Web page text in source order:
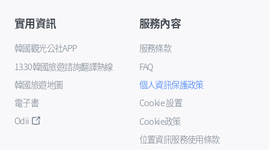
實用資訊
韓國觀光公社APP
1330韓國旅遊諮詢翻譯熱線
韓國旅遊地圖
電子書
Odii
服務內容
服務條款
FAQ
個人資訊保護政策
Cookie 設置
Cookie政策
位置資訊服務使用條款